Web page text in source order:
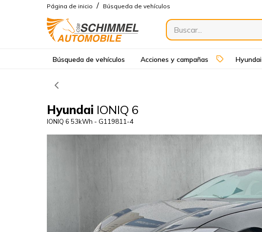
Página de inicio / Búsqueda de vehículos
Búsqueda de vehículos Acciones y campañas Hyundai
Hyundai IONIQ 6
IONIQ 6 53kWh - G119811-4